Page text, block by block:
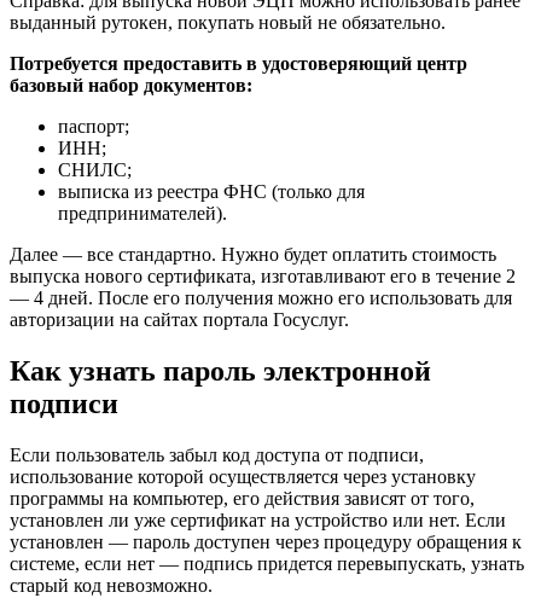
выданный рутокен, покупать новый не обязательно.
Потребуется предоставить в удостоверяющий центр
базовый набор документов:
паспорт;
ИНН;
СНИЛС;
выписка из реестра ФНС (только для
предпринимателей).
Далее — все стандартно. Нужно будет оплатить стоимость
выпуска нового сертификата, изготавливают его в течение 2
— 4 дней. После его получения можно его использовать для
авторизации на сайтах портала Госуслуг.
Как узнать пароль электронной
подписи
Если пользователь забыл код доступа от подписи,
использование которой осуществляется через установку
программы на компьютер, его действия зависят от того,
установлен ли уже сертификат на устройство или нет. Если
установлен — пароль доступен через процедуру обращения к
системе, если нет — подпись придется перевыпускать, узнать
старый код невозможно.